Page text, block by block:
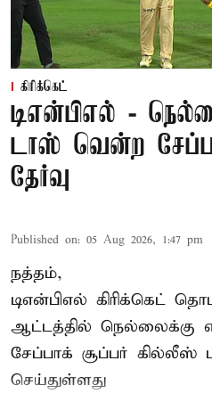
கிரிக்கெட்
டிஎன்பிஎல் -
டாஸ் வென்ற
தேர்வு
Published on: 05 Aug 2026, 1:47 pm
நத்தம்,
டிஎன்பிஎல் கிரிக்கெட்
ஆட்டத்தில் நெல்லைக்கு
சேப்பாக் சூப்பர் கில்லீஸ்
செய்துள்ளது